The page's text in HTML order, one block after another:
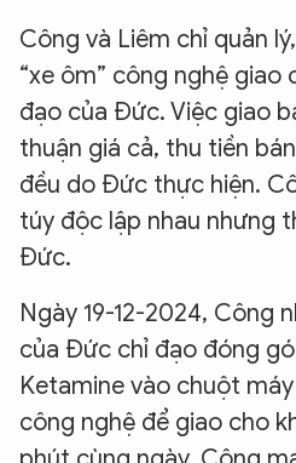
Công và Liêm chỉ quản
“xe ôm” công nghệ giao
đạo của Đức. Việc giao
thuận giá cả, thu tiền
đều do Đức thực hiện.
túy độc lập nhau nhưng
Đức.
Ngày 19-12-2024, Công
của Đức chỉ đạo đóng
Ketamine vào chuột
công nghệ để giao cho